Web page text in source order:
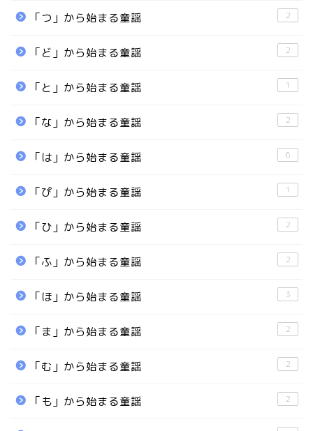
「つ」から始まる童謡 2
「ど」から始まる童謡 2
「と」から始まる童謡 1
「な」から始まる童謡 2
「は」から始まる童謡 6
「ぴ」から始まる童謡 1
「ひ」から始まる童謡 2
「ふ」から始まる童謡 2
「ほ」から始まる童謡 3
「ま」から始まる童謡 2
「む」から始まる童謡 2
「も」から始まる童謡 2